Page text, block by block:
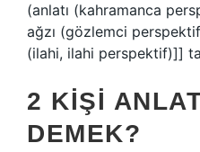
(anlatı (kahramanca
ağzı (gözlemci
(ilahi, ilahi perspektif)]]
2 KIŞI
DEMEK?